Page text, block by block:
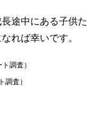
途中にある子供た
れば幸いです。
調査）
調査）